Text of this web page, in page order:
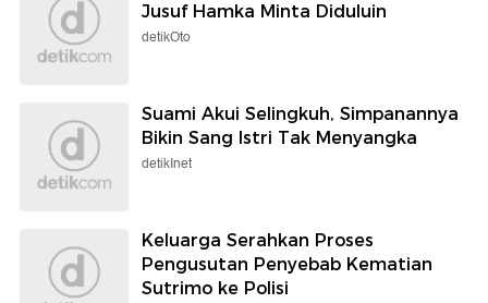
Jusuf Hamka Minta Diduluin
detikOto
Suami Akui Selingkuh, Simpanannya
Bikin Sang Istri Tak Menyangka
detikInet
Keluarga Serahkan Proses
Pengusutan Penyebab Kematian
Sutrimo ke Polisi